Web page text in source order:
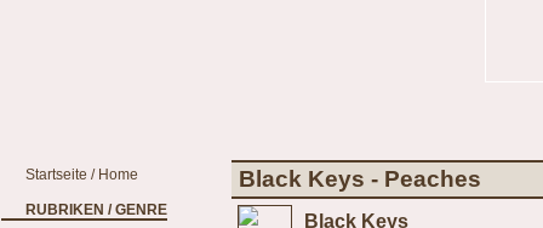
Startseite / Home
RUBRIKEN / GENRE
Black Keys - Peaches
Black Keys